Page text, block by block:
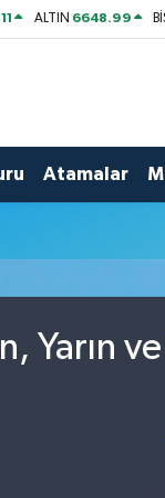
ALTIN 6648.99
Atamalar
Yarın